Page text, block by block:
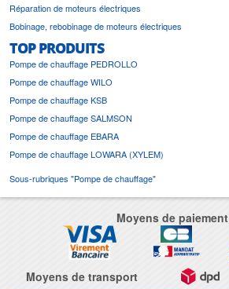
Réparation de moteurs électriques
Bobinage, rebobinage de moteurs électriques
TOP PRODUITS
Pompe de chauffage PEDROLLO
Pompe de chauffage WILO
Pompe de chauffage KSB
Pompe de chauffage SALMSON
Pompe de chauffage EBARA
Pompe de chauffage LOWARA (XYLEM)
Sous-rubriques "Pompe de chauffage"
Moyens de paiement
Moyens de transport